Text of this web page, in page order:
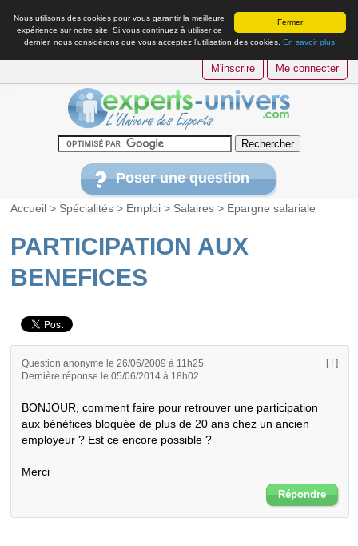
Fermer
Nous utilisons des cookies pour vous garantir la meilleure
expérience sur notre site. Si vous continuez à utiliser ce
dernier, nous considérons que vous acceptez l’utilisation des cookies. En savoir plus
M'inscrire Me connecter
Poser une question
Accueil > Spécialités > Emploi > Salaires > Epargne salariale
PARTICIPATION AUX
BENEFICES
Question anonyme le 26/06/2009 à 11h25
Dernière réponse le 05/06/2014 à 18h02
[ ! ]
BONJOUR, comment faire pour retrouver une participation
aux bénéfices bloquée de plus de 20 ans chez un ancien
employeur ? Est ce encore possible ?
Merci
Répondre